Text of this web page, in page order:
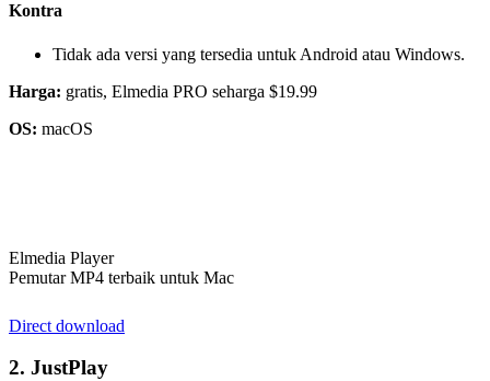
Kontra
Tidak ada versi yang tersedia untuk Android atau Windows.
Harga: gratis, Elmedia PRO seharga $19.99
OS: macOS
Elmedia Player
Pemutar MP4 terbaik untuk Mac
Direct download
2. JustPlay